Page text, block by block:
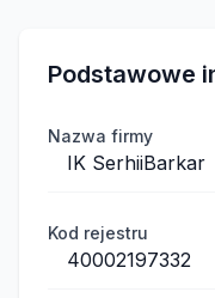
Podstawowe
Nazwa firmy
IK SerhiiBarkar
Kod rejestru
40002197332